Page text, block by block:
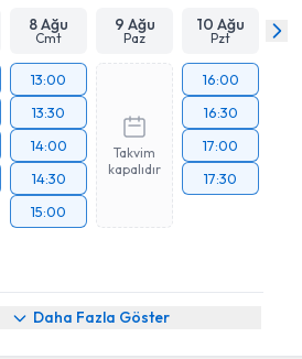
8 Ağu
Cmt
9 Ağu
Paz
10 Ağu
Pzt
13:00
13:30
14:00
14:30
15:00
Takvim
kapalıdır
16:00
16:30
17:00
17:30
Daha Fazla Göster